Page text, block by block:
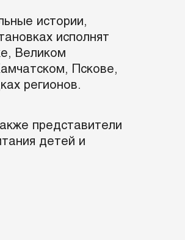
истории,
исполнят
Великом
Пскове,
регионов.
представители
детей и